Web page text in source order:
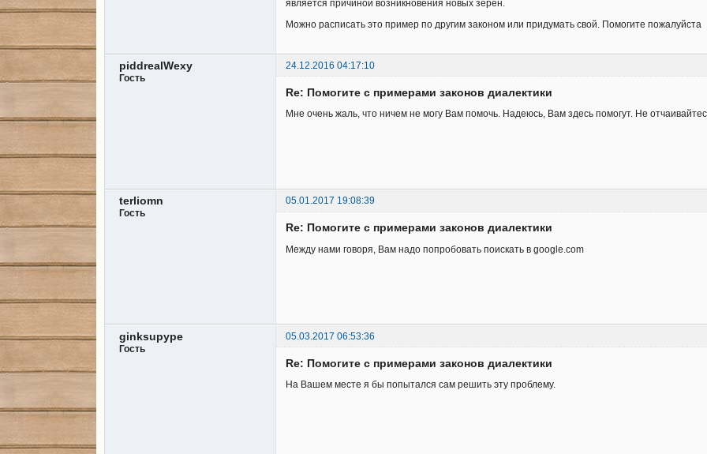
является причиной возникновения новых зерен.
Можно расписать это пример по другим законом или придумать свой. Помогите пожалуйста
piddrealWexy
24.12.2016 04:17:10
Гость
Re: Помогите с примерами законов диалектики
Мне очень жаль, что ничем не могу Вам помочь. Надеюсь, Вам здесь помогут. Не
terliomn
05.01.2017 19:08:39
Гость
Re: Помогите с примерами законов диалектики
Между нами говоря, Вам надо попробовать поискать в google.com
ginksupype
05.03.2017 06:53:36
Гость
Re: Помогите с примерами законов диалектики
На Вашем месте я бы попытался сам решить эту проблему.